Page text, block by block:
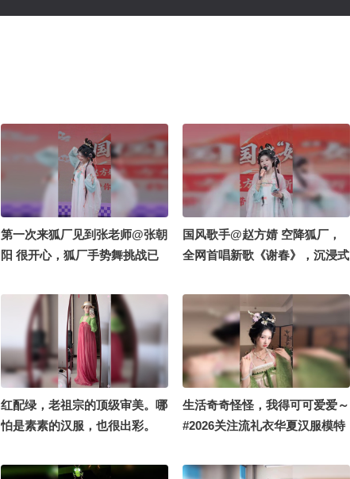
第一次来狐厂见到张老师@张朝
阳 很开心，狐厂手势舞挑战已
国风歌手@赵方婧 空降狐厂，
全网首唱新歌《谢春》，沉浸式
畅酷酷的
红配绿，老祖宗的顶级审美。哪
怕是素素的汉服，也很出彩。
大赛 #定格夏日美好
生活奇奇怪怪，我得可可爱爱～
#2026关注流礼衣华夏汉服模特
球online秋关副本 #OMG你夏